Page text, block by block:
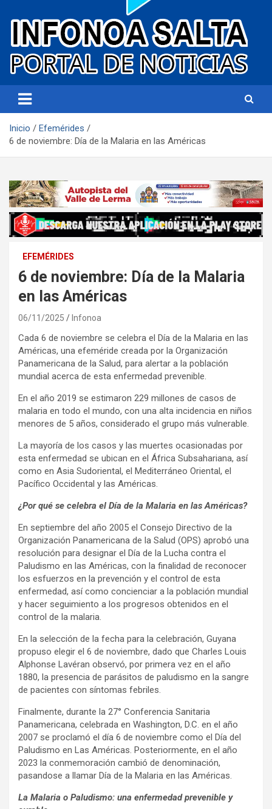
Infonoa Salta
Inicio
Efemérides
6 de noviembre: Día de la Malaria en las Américas
EFEMÉRIDES
6 de noviembre: Día de la Malaria
en las Américas
06/11/2025 Infonoa
Cada 6 de noviembre se celebra el Día de la Malaria en las
Américas, una efeméride creada por la Organización
Panamericana de la Salud, para alertar a la población
mundial acerca de esta enfermedad prevenible.
En el año 2019 se estimaron 229 millones de casos de
malaria en todo el mundo, con una alta incidencia en niños
menores de 5 años, considerado el grupo más vulnerable.
La mayoría de los casos y las muertes ocasionadas por
esta enfermedad se ubican en el África Subsahariana, así
como en Asia Sudoriental, el Mediterráneo Oriental, el
Pacífico Occidental y las Américas.
¿Por qué se celebra el Día de la Malaria en las Américas?
En septiembre del año 2005 el Consejo Directivo de la
Organización Panamericana de la Salud (OPS) aprobó una
resolución para designar el Día de la Lucha contra el
Paludismo en las Américas, con la finalidad de reconocer
los esfuerzos en la prevención y el control de esta
enfermedad, así como concienciar a la población mundial
y hacer seguimiento a los progresos obtenidos en el
control de la malaria.
En la selección de la fecha para la celebración, Guyana
propuso elegir el 6 de noviembre, dado que Charles Louis
Alphonse Lavéran observó, por primera vez en el año
1880, la presencia de parásitos de paludismo en la sangre
de pacientes con síntomas febriles.
Finalmente, durante la 27° Conferencia Sanitaria
Panamericana, celebrada en Washington, D.C. en el año
2007 se proclamó el día 6 de noviembre como el Día del
Paludismo en Las Américas. Posteriormente, en el año
2023 la conmemoración cambió de denominación,
pasandose a llamar Día de la Malaria en las Américas.
La Malaria o Paludismo: una enfermedad prevenible y